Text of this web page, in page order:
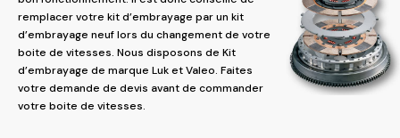
remplacer votre kit d’embrayage par un kit
d’embrayage neuf lors du changement de votre
boite de vitesses. Nous disposons de Kit
d’embrayage de marque Luk et Valeo. Faites
votre demande de devis avant de commander
votre boite de vitesses.